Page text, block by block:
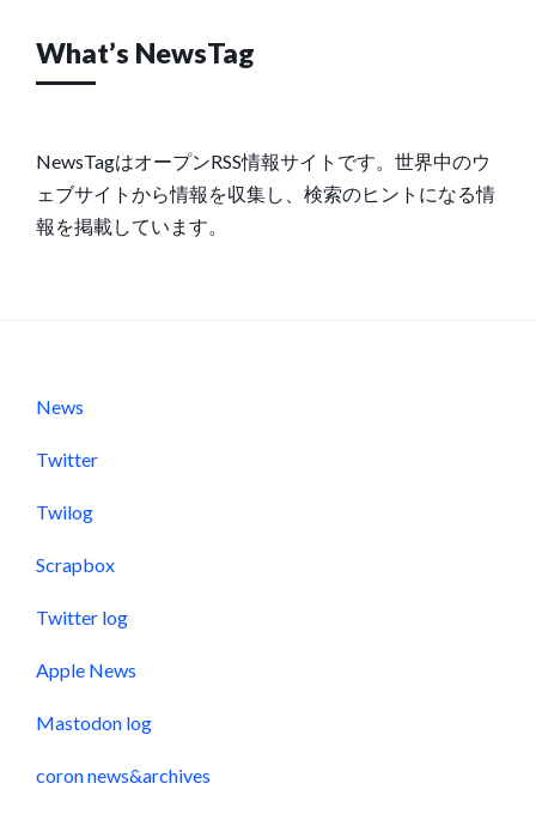
What’s NewsTag
NewsTagはオープンRSS情報サイトです。世界中のウ
ェブサイトから情報を収集し、検索のヒントになる情
報を掲載しています。
News
Twitter
Twilog
Scrapbox
Twitter log
Apple News
Mastodon log
coron news&archives